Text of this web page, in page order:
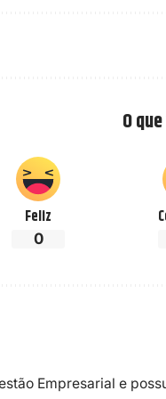
O
Feliz
0
Empresarial e